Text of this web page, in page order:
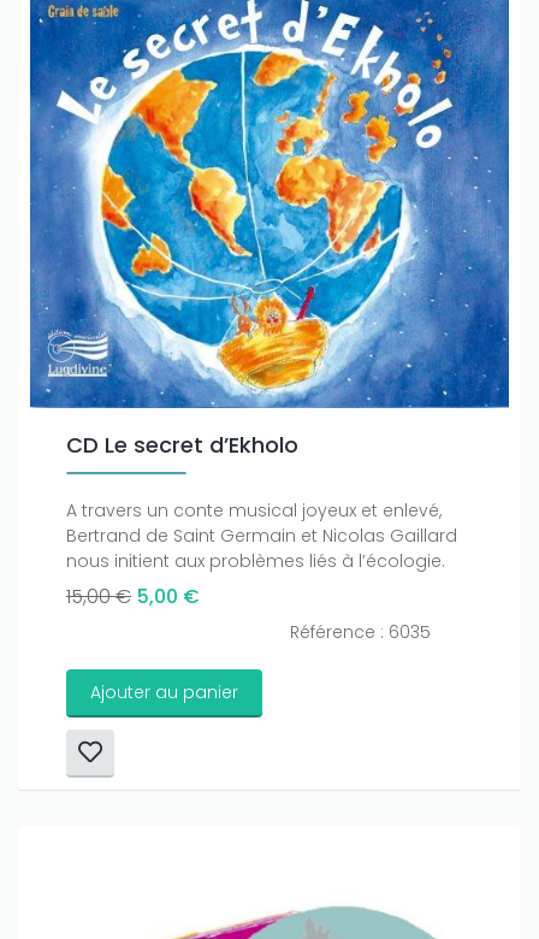
CD Le secret d’Ekholo
A travers un conte musical joyeux et enlevé,
Bertrand de Saint Germain et Nicolas Gaillard
nous initient aux problèmes liés à l’écologie.
15,00 € 5,00 €
Référence : 6035
Ajouter au panier